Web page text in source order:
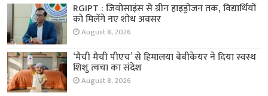
RGIPT : जियोसाइंस से ग्रीन हाइड्रोजन तक, विद्यार्थियों
को मिलेंगे नए शोध अवसर
August 8, 2026
‘मैची मैची पीएच’ से हिमालया बेबीकेयर ने दिया स्वस्थ
शिशु त्वचा का संदेश
August 8, 2026